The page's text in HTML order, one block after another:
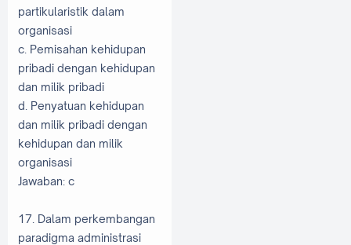
partikularistik dalam
organisasi
c. Pemisahan kehidupan
pribadi dengan kehidupan
dan milik pribadi
d. Penyatuan kehidupan
dan milik pribadi dengan
kehidupan dan milik
organisasi
Jawaban: c
17. Dalam perkembangan
paradigma administrasi